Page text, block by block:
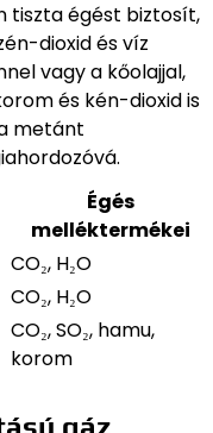
tiszta égést biztosít,
dioxid és víz
vagy a kőolajjal,
és kén-dioxid is
metánt
Égés
melléktermékei
CO₂, H₂O
CO₂, H₂O
CO₂, SO₂, hamu,
korom